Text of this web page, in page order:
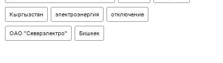
Кыргызстан электроэнергия отключение
ОАО "Северэлектро" Бишкек